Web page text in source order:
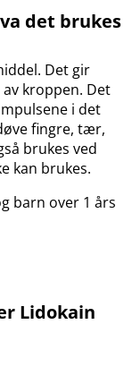
det brukes
Det gir
kroppen. Det
i det
fingre, tær,
brukes ved
kan brukes.
barn over 1 års
Lidokain